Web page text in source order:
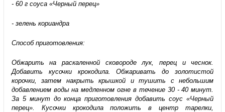
- 60 г соуса «Черный перец»
- зелень кориандра
Способ приготовления:
Обжарить на раскаленной сковороде лук, перец и чеснок.
Добавить кусочки крокодила. Обжаривать до золотистой
корочки, затем накрыть крышкой и тушить с небольшим
добавлением воды на медленном огне в течение 30 - 40 минут.
За 5 минут до конца приготовления добавить соус «Черный
перец». Кусочки крокодила положить в центр тарелки,